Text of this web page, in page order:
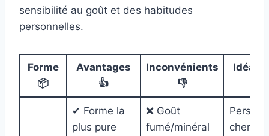
sensibilité au goût et des habitudes
personnelles.
Forme
📦
Avantages
👍
Inconvénients
👎
Idéal
✔ Forme la
plus pure
❌ Goût
fumé/minéral